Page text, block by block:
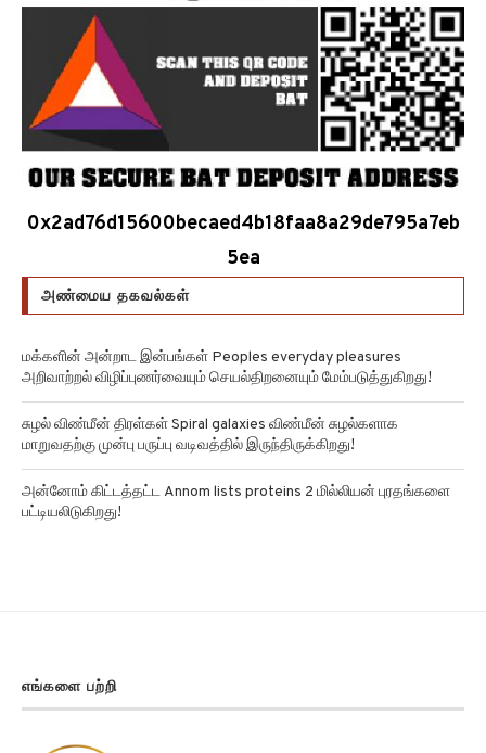
அண்மைய தகவல்கள்
அறிவாற்றல் விழிப்புணர்வையும் செயல்திறனையும் மேம்படுத்துகிறது!
சுழல் விண்மீன் திரள்கள் Spiral galaxies விண்மீன் சுழல்களாக
மாறுவதற்கு முன்பு பருப்பு வடிவத்தில் இருந்திருக்கிறது!
அன்னோம் கிட்டத்தட்ட Annom lists proteins 2 மில்லியன் புரதங்களை
பட்டியலிடுகிறது!